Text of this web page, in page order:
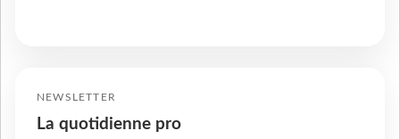
NEWSLETTER
La quotidienne pro